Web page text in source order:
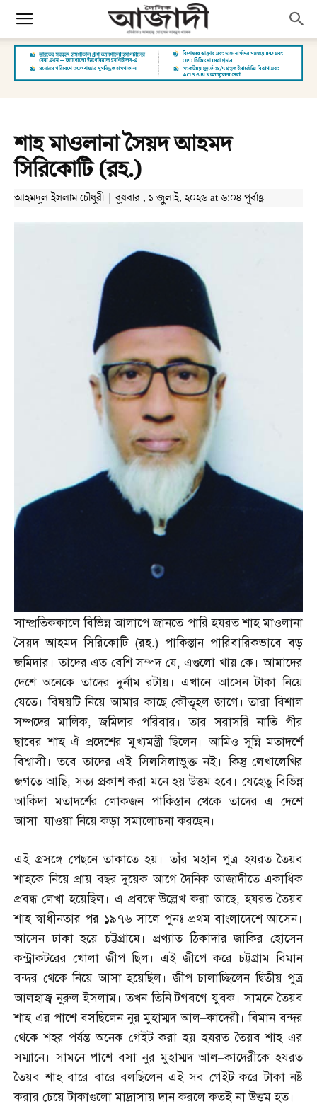
শাহ মাওলানা সৈয়দ আহমদ
সিরিকোটি (রহ.)
আহমদুল ইসলাম চৌধুরী | বুধবার , ১ জুলাই, ২০২৬ at ৬:০৪ পূর্বাহ্ণ
সাম্প্রতিককালে বিভিন্ন আলাপে জানতে পারি হযরত শাহ মাওলানা
সৈয়দ আহমদ সিরিকোটি (রহ.) পাকিস্তান পারিবারিকভাবে বড়
জমিদার। তাদের এত বেশি সম্পদ যে,এগুলো খায় কে। আমাদের
দেশে অনেকে তাদের দুর্নাম রটায়। এখানে আসেন টাকা নিয়ে
যেতে। বিষয়টি নিয়ে আমার কাছে কৌতূহল জাগে। তারা বিশাল
সম্পদের মালিক,জমিদার পরিবার। তার সরাসরি নাতি পীর
ছাবের শাহ ঐ প্রদেশের মুখ্যমন্ত্রী ছিলেন। আমিও সুন্নি মতাদর্শে
বিশ্বাসী। তবে তাদের এই সিলসিলাভুক্ত নই। কিন্তু লেখালেখির
জগতে আছি,সত্য প্রকাশ করা মনে হয় উত্তম হবে। যেহেতু বিভিন্ন
আকিদা মতাদর্শের লোকজন পাকিস্তান থেকে তাদের এ দেশে
আসা–যাওয়া নিয়ে কড়া সমালোচনা করছেন।
এই প্রসঙ্গে পেছনে তাকাতে হয়। তাঁর মহান পুত্র হযরত তৈয়ব
শাহকে নিয়ে প্রায় বছর দুয়েক আগে দৈনিক আজাদীতে একাধিক
প্রবন্ধ লেখা হয়েছিল। এ প্রবন্ধে উল্লেখ করা আছে,হযরত তৈয়ব
শাহ স্বাধীনতার পর ১৯৭৬ সালে পুনঃ প্রথম বাংলাদেশে আসেন।
আসেন ঢাকা হয়ে চট্টগ্রামে। প্রখ্যাত ঠিকাদার জাকির হোসেন
কন্ট্রাকটরের খোলা জীপ ছিল। এই জীপে করে চট্টগ্রাম বিমান
বন্দর থেকে নিয়ে আসা হয়েছিল। জীপ চালাচ্ছিলেন দ্বিতীয় পুত্র
আলহাজ্ব নুরুল ইসলাম। তখন তিনি টগবগে যুবক। সামনে তৈয়ব
শাহ এর পাশে বসছিলেন নুর মুহাম্মদ আল–কাদেরী। বিমান বন্দর
থেকে শহর পর্যন্ত অনেক গেইট করা হয় হযরত তৈয়ব শাহ এর
সম্মানে। সামনে পাশে বসা নুর মুহাম্মদ আল–কাদেরীকে হযরত
তৈয়ব শাহ বারে বারে বলছিলেন এই সব গেইট করে টাকা নষ্ট
করার চেয়ে টাকাগুলো মাদ্রাসায় দান করলে কতই না উত্তম হত।